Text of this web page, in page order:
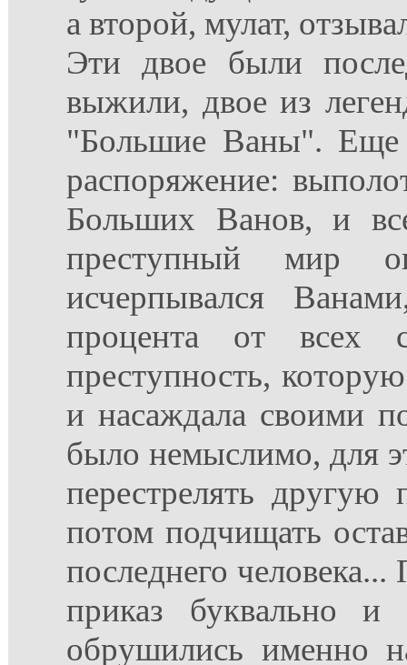
а второй, мулат,
Эти двое были
выжили, двое из
"Большие Ваны". Еще
распоряжение:
Больших Ванов, и
преступный мир
исчерпывался
процента от всех
преступность,
и насаждала своими
было немыслимо, для
перестрелять
потом подчищать
последнего
приказ буквально и
обрушились именно